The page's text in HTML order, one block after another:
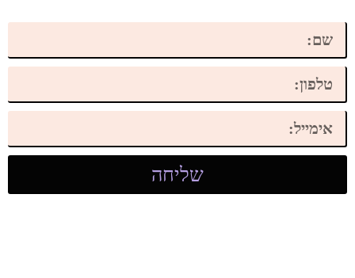
שליחה